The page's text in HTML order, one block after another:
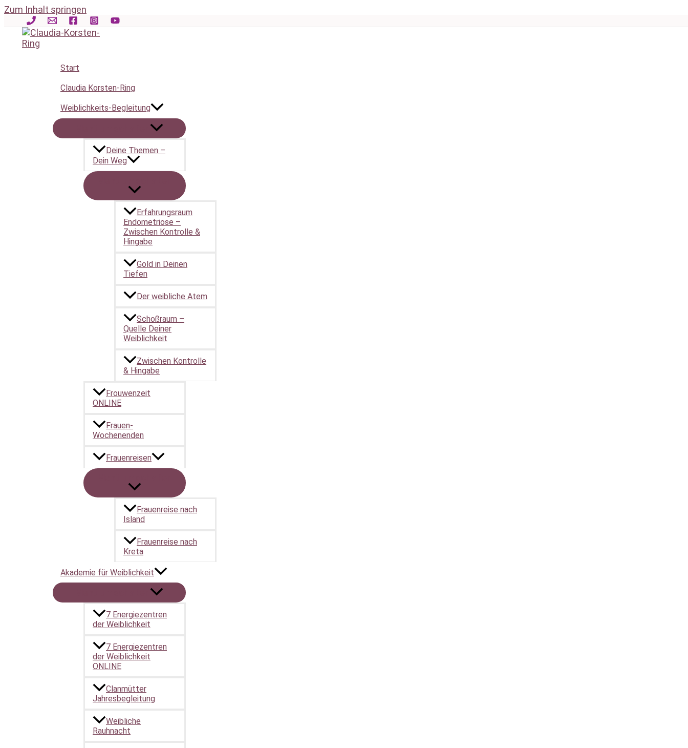
Zum Inhalt springen
Start
Claudia Korsten-Ring
Weiblichkeits-Begleitung
Deine Themen –
Dein Weg
Erfahrungsraum
Endometriose –
Zwischen Kontrolle &
Hingabe
Gold in Deinen
Tiefen
Der weibliche Atem
Schoßraum –
Quelle Deiner
Weiblichkeit
Zwischen Kontrolle
& Hingabe
Frouwenzeit
ONLINE
Frauen-
Wochenenden
Frauenreisen
Frauenreise nach
Island
Frauenreise nach
Kreta
Akademie für Weiblichkeit
7 Energiezentren
der Weiblichkeit
7 Energiezentren
der Weiblichkeit
ONLINE
Clanmütter
Jahresbegleitung
Weibliche
Rauhnacht
Akademie für Weiblichkeit – Chakren-Reihe
0 Veranstaltungen gefunden.